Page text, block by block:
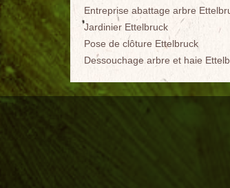
Entreprise abattage arbre
Jardinier Ettelbruck
Pose de clôture Ettelbruck
Dessouchage arbre et haie